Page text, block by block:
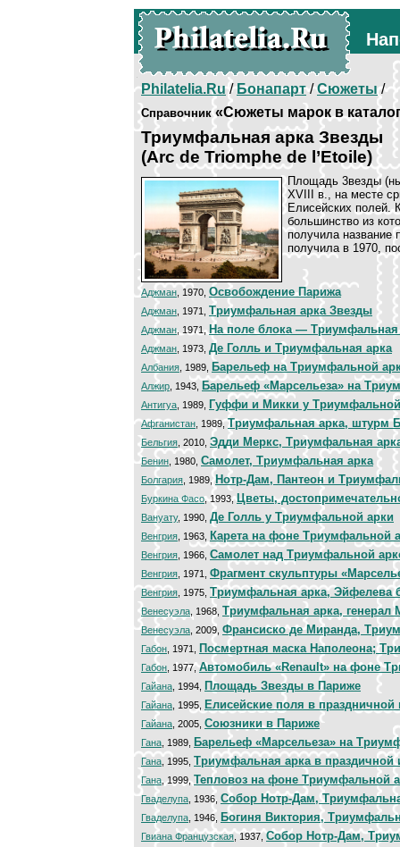
Philatelia.Ru/Бонапарт/Сюжеты/
Справочник«Сюжеты марок в
Триумфальная арка Звезды
(Arc de Triomphe de l’Etoile)
Площадь 3везды
XVIII в., на месте
Елисейских полей.
большинство из
получила
получила в 1970,
Аджман , 1970, Освобождение Парижа
Аджман , 1971, Триумфальная арка Звезды
Аджман, 1971, На поле блока — Триумфальная
Аджман , 1973, Де Голль и Триумфальная арка
Албания , 1989, Барельеф на Триумфальной
Алжир , 1943, Барельеф «Марсельеза» на
Антигуа , 1989, Гуффи и Микки у
Афганистан , 1989, Триумфальная арка, штурм
Бельгия , 2010, Эдди Меркс, Триумфальная
Бенин , 1980, Самолет, Триумфальная арка
Болгария , 1989,Нотр-Дам, Пантеон и
Буркина Фасо, 1993,Цветы,
Вануату, 1990, Де Голль у Триумфальной арки
Венгрия , 1963, Карета на фоне Триумфальной
Венгрия , 1966, Самолет над Триумфальной
Венгрия , 1971, Фрагмент скульптуры
Венгрия , 1975, Триумфальная арка, Эйфелева
Венесуэла , 1968, Триумфальная арка, генерал
Венесуэла , 2009, Франсиско де Миранда,
Габон , 1971, Посмертная маска Наполеона;
Габон , 1977,Автомобиль «Renault» на фоне
Гайана , 1994, Площадь Звезды в Париже
Гайана , 1995, Елисейские поля в
Гайана , 2005, Союзники в Париже
Гана , 1989, Барельеф «Марсельеза» на
Гана , 1995, Триумфальная арка в
Гана, 1999,Тепловоз на фоне Триумфальной
Гваделупа , 1936, Собор Нотр-Дам,
Гваделупа , 1946, Богиня Виктория,
Гвиана Французская , 1937, Собор Нотр-Дам,